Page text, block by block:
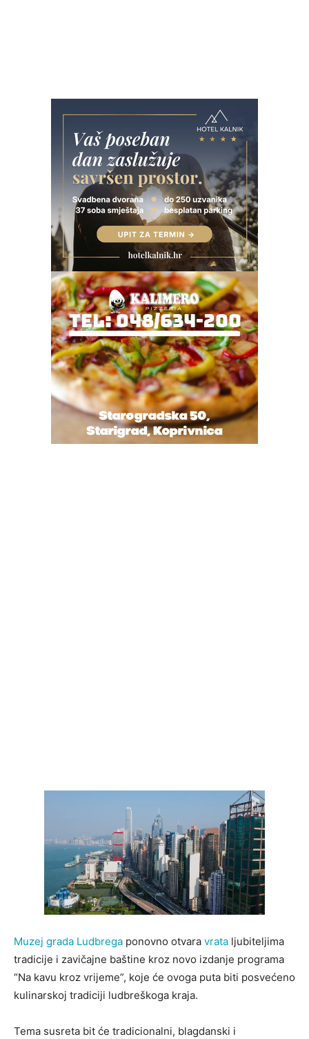
Muzej grada Ludbrega ponovno otvara vrata ljubiteljima
tradicije i zavičajne baštine kroz novo izdanje programa
“Na kavu kroz vrijeme”, koje će ovoga puta biti posvećeno
kulinarskoj tradiciji ludbreškoga kraja.
Tema susreta bit će tradicionalni, blagdanski i